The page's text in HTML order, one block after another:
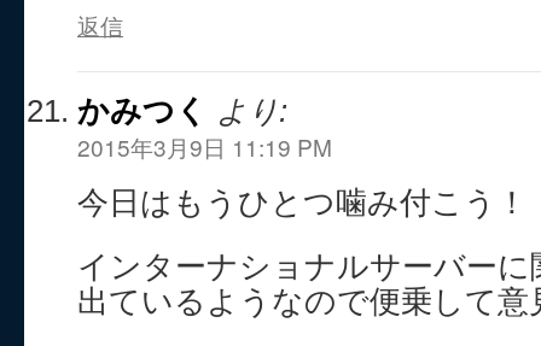
返信
かみつく より:
2015年3月9日 11:19 PM
今日はもうひとつ噛み付こう！
インターナショナルサーバー
出ているようなので便乗して